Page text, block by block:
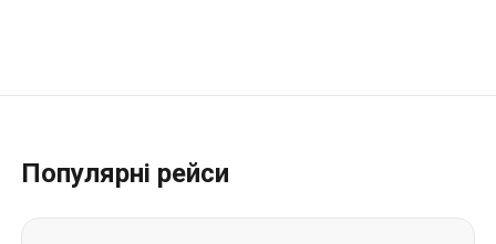
Популярні рейси